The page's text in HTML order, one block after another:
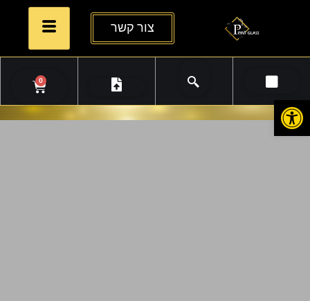
פתח סרגל נגישות
צור קשר
0